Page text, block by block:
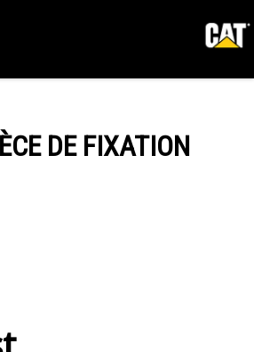
DE FIXATION